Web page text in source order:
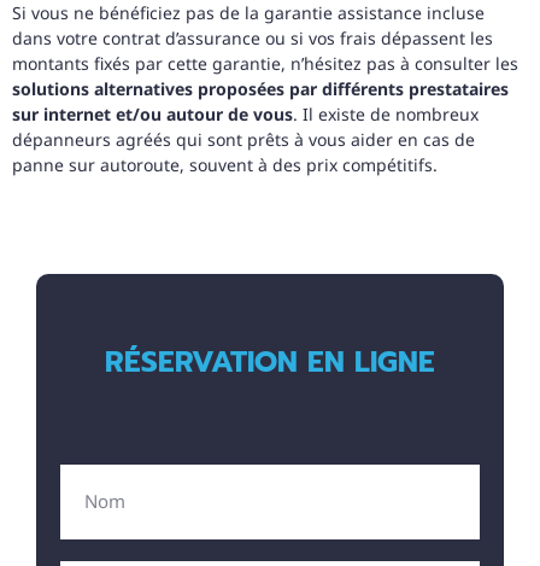
Si vous ne bénéficiez pas de la garantie assistance incluse
dans votre contrat d’assurance ou si vos frais dépassent les
montants fixés par cette garantie, n’hésitez pas à consulter les
solutions alternatives proposées par différents prestataires
sur internet et/ou autour de vous. Il existe de nombreux
dépanneurs agréés qui sont prêts à vous aider en cas de
panne sur autoroute, souvent à des prix compétitifs.
RÉSERVATION EN LIGNE